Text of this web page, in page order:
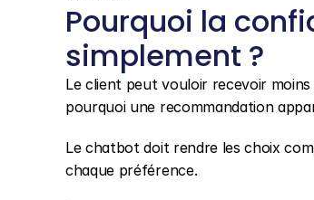
Pourquoi la
simplement ?
Le client peut vouloir recevoir
pourquoi une recommandation
Le chatbot doit rendre les choix
chaque préférence.